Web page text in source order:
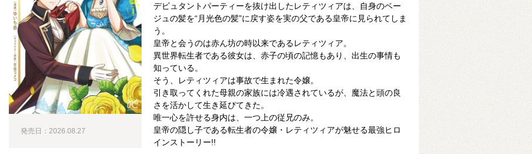
デビュタントパーティーを抜け出したレティツィアは、自身のベー
ジュの髪を“月光色の髪”に戻す姿を実の父である皇帝に見られてしま
う。
皇帝と会うのは赤ん坊の時以来であるレティツィア。
異世界転生者である彼女は、赤子の頃の記憶もあり、出生の事情も
知っている。
そう、レティツィアは事故で生まれた令嬢。
引き取ってくれた母親の家族には冷遇されているが、魔法と頭の良
さを活かして生き延びてきた。
唯一心を許せる身内は、一つ上の従兄のみ。
皇帝の隠し子である転生者の令嬢・レティツィアが魅せる最強ヒロ
インストーリー!!
発売日：2026.08.27